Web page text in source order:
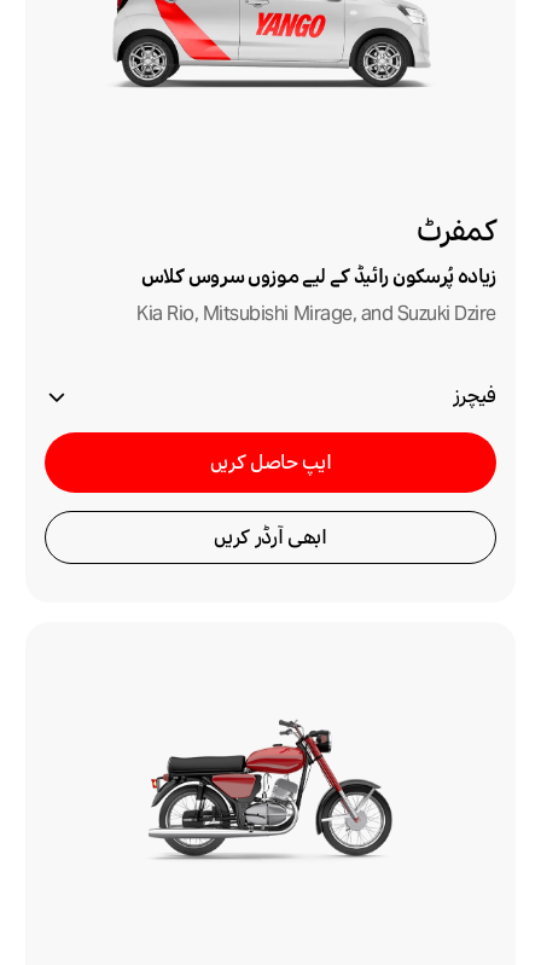
کمفرٹ
زیادہ پُرسکون رائیڈ کے لیے موزوں سروس کلاس
Kia Rio, Mitsubishi Mirage, and Suzuki Dzire
فیچرز
ایپ حاصل کریں
ابھی آرڈر کریں